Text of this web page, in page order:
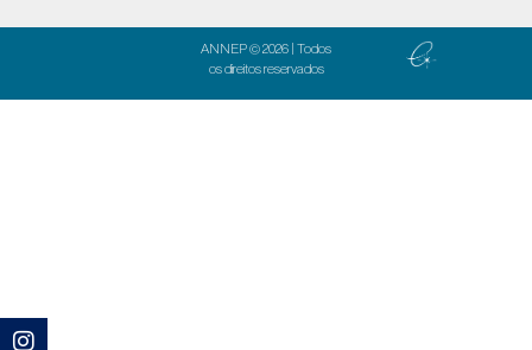
ANNEP © 2026 | Todos
os direitos reservados